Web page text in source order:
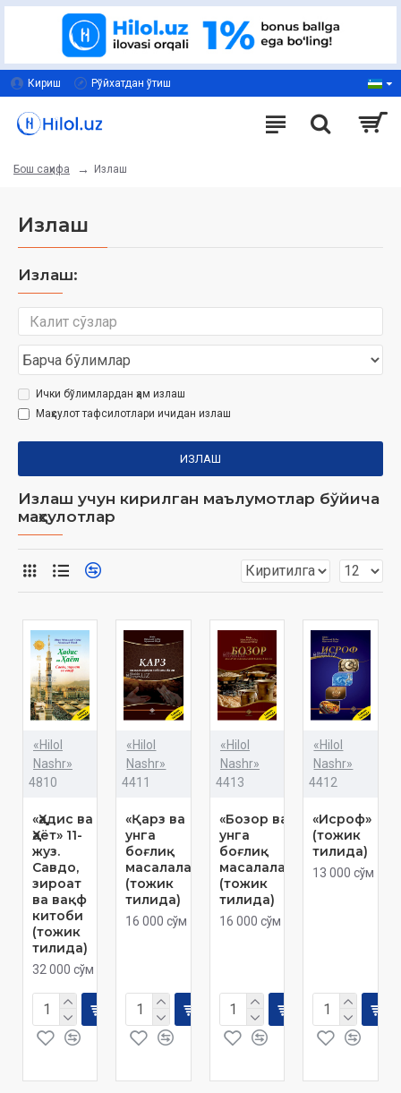
Кириш Рўйхатдан ўтиш
Бош саҳифа Излаш
Излаш
Излаш:
Ички бўлимлардан ҳам излаш
Маҳсулот тафсилотлари ичидан излаш
ИЗЛАШ
Излаш учун кирилган маълумотлар бўйича
маҳсулотлар
«Hilol
Nashr»
4810
«Ҳадис ва
Ҳаёт» 11-
жуз.
Савдо,
зироат
ва вақф
китоби
(тожик
тилида)
32 000 сўм
«Hilol
Nashr»
4411
«Қарз ва
унга
боғлиқ
масалалар»
(тожик
тилида)
16 000 сўм
«Hilol
Nashr»
4413
«Бозор ва
унга
боғлиқ
масалалар»
(тожик
тилида)
16 000 сўм
«Hilol
Nashr»
4412
«Исроф»
(тожик
тилида)
13 000 сўм